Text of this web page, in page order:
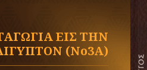
ΕΙΣ ΤΗΝ
(Νο3Α)